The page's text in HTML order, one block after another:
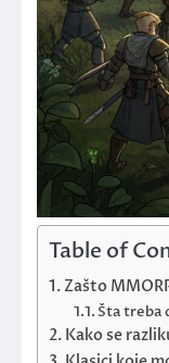
Table of
Zašto
Šta treba
Kako se